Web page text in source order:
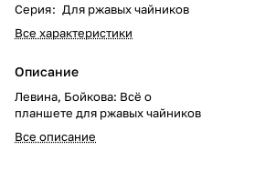
Серия: Для ржавых чайников
Все характеристики
Описание
Левина, Бойкова: Всё о
планшете для ржавых чайников
Все описание